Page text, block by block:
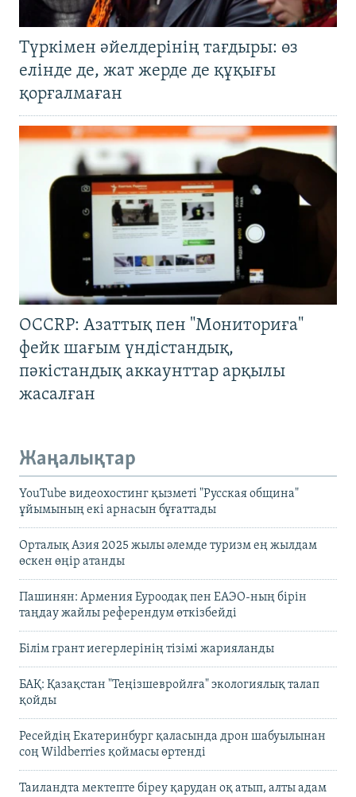
Түркімен әйелдерінің тағдыры: өз
елінде де, жат жерде де құқығы
қорғалмаған
OCCRP: Азаттық пен "Мониториға"
фейк шағым үндістандық,
пәкістандық аккаунттар арқылы
жасалған
Жаңалықтар
YouTube видеохостинг қызметі "Русская община"
ұйымының екі арнасын бұғаттады
Орталық Азия 2025 жылы әлемде туризм ең жылдам
өскен өңір атанды
Пашинян: Армения Еуроодақ пен ЕАЭО-ның бірін
таңдау жайлы референдум өткізбейді
Білім грант иегерлерінің тізімі жарияланды
БАҚ: Қазақстан "Теңізшевройлға" экологиялық талап
қойды
Ресейдің Екатеринбург қаласында дрон шабуылынан
соң Wildberries қоймасы өртенді
Таиландта мектепте біреу қарудан оқ атып, алты адам